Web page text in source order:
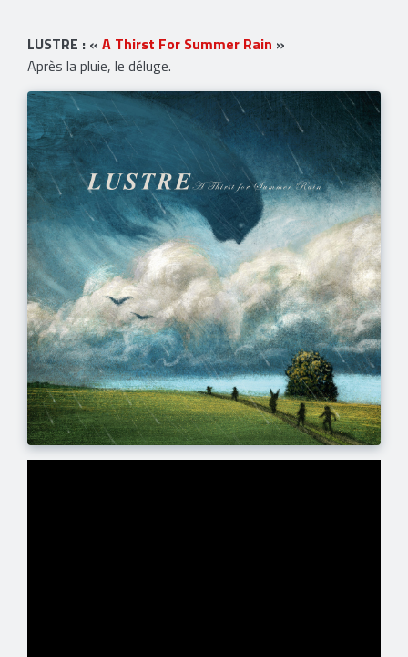
LUSTRE : « A Thirst For Summer Rain »
Après la pluie, le déluge.